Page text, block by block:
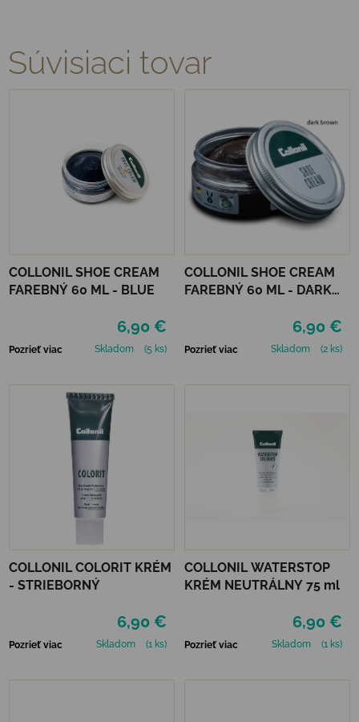
Súvisiaci tovar
COLLONIL SHOE CREAM
FAREBNÝ 60 ML - BLUE
6,90 €
Pozrieť viac Skladom (5 ks)
COLLONIL SHOE CREAM
FAREBNÝ 60 ML - DARK
6,90 €
Pozrieť viac Skladom (2 ks)
COLLONIL COLORIT KRÉM
- STRIEBORNÝ
6,90 €
Pozrieť viac Skladom (1 ks)
COLLONIL WATERSTOP
KRÉM NEUTRÁLNY 75 ml
6,90 €
Pozrieť viac Skladom (1 ks)